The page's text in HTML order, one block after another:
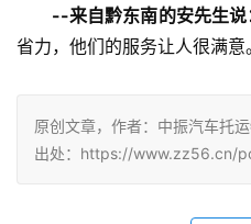
--来自黔东南的安先生说
省力，他们的服务让人很满意。
原创文章，作者：中振汽车托
出处：https://www.zz56.cn/